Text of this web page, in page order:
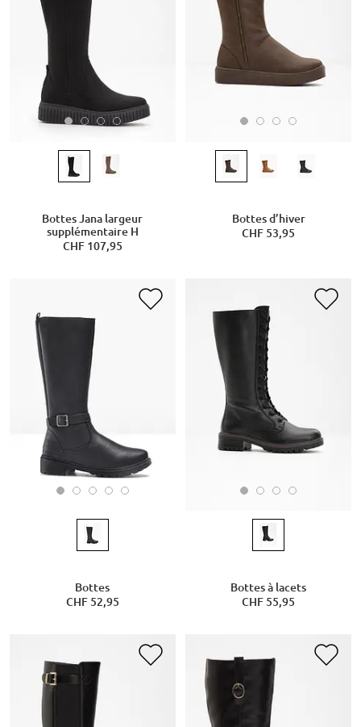
Bottes Jana largeur
supplémentaire H
CHF 107,95
Bottes d’hiver
CHF 53,95
Bottes
CHF 52,95
Bottes à lacets
CHF 55,95